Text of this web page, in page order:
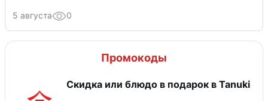
5 августа 0
Промокоды
Скидка или блюдо в подарок в Tanuki